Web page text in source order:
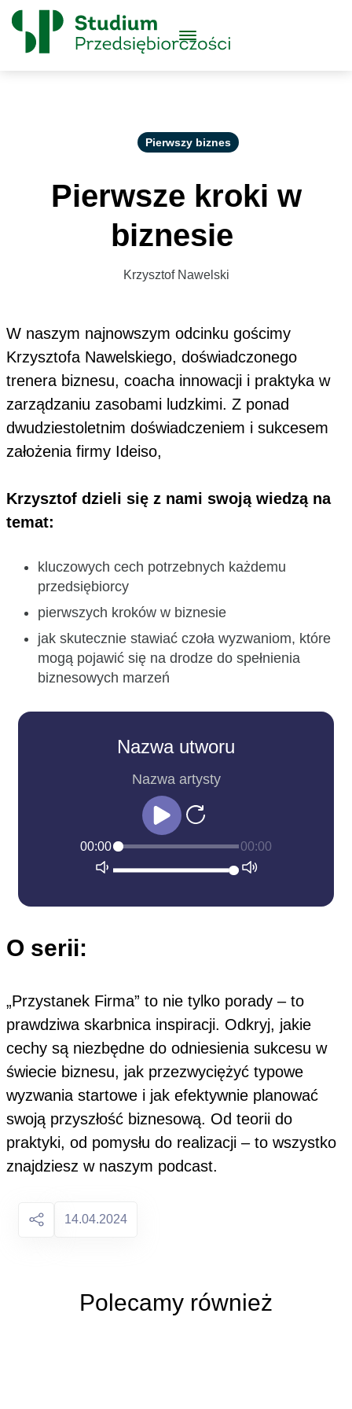
Skip to content
Główne
Logo
Menu
Pierwszy biznes
Pierwsze kroki w
biznesie
Krzysztof Nawelski
W naszym najnowszym odcinku gościmy
Krzysztofa Nawelskiego, doświadczonego
trenera biznesu, coacha innowacji i praktyka w
zarządzaniu zasobami ludzkimi. Z ponad
dwudziestoletnim doświadczeniem i sukcesem
założenia firmy Ideiso,
Krzysztof dzieli się z nami swoją wiedzą na
temat:
kluczowych cech potrzebnych każdemu
przedsiębiorcy
pierwszych kroków w biznesie
jak skutecznie stawiać czoła wyzwaniom, które
mogą pojawić się na drodze do spełnienia
biznesowych marzeń
Nazwa utworu
Nazwa artysty
00:00 00:00
O serii:
„Przystanek Firma” to nie tylko porady – to
prawdziwa skarbnica inspiracji. Odkryj, jakie
cechy są niezbędne do odniesienia sukcesu w
świecie biznesu, jak przezwyciężyć typowe
wyzwania startowe i jak efektywnie planować
swoją przyszłość biznesową. Od teorii do
praktyki, od pomysłu do realizacji – to wszystko
znajdziesz w naszym podcast.
14.04.2024
Polecamy również